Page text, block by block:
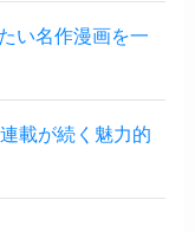
い名作漫画を一
載が続く魅力的